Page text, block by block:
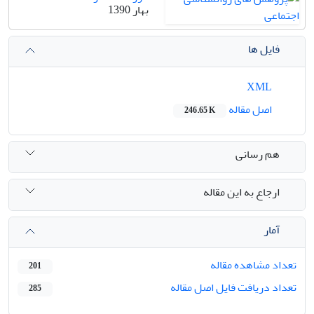
بهار 1390
فایل ها
اصل مقاله
246.65 K
هم رسانی
ارجاع به این مقاله
آمار
تعداد مشاهده مقاله
201
تعداد دریافت فایل اصل مقاله 285